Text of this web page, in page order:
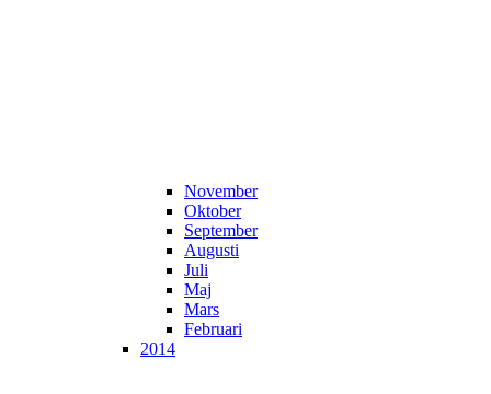
November
Oktober
September
Augusti
Juli
Maj
Mars
Februari
2014